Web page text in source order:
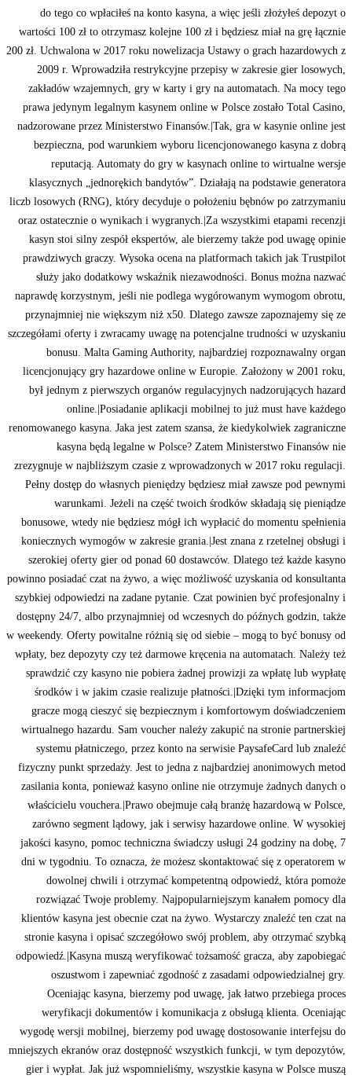
do tego co wpłaciłeś na konto kasyna, a więc jeśli złożyłeś depozyt o
wartości 100 zł to otrzymasz kolejne 100 zł i będziesz miał na grę łącznie
200 zł. Uchwalona w 2017 roku nowelizacja Ustawy o grach hazardowych z
2009 r. Wprowadziła restrykcyjne przepisy w zakresie gier losowych,
zakładów wzajemnych, gry w karty i gry na automatach. Na mocy tego
prawa jedynym legalnym kasynem online w Polsce zostało Total Casino,
nadzorowane przez Ministerstwo Finansów.|Tak, gra w kasynie online jest
bezpieczna, pod warunkiem wyboru licencjonowanego kasyna z dobrą
reputacją. Automaty do gry w kasynach online to wirtualne wersje
klasycznych „jednorękich bandytów”. Działają na podstawie generatora
liczb losowych (RNG), który decyduje o położeniu bębnów po zatrzymaniu
oraz ostatecznie o wynikach i wygranych.|Za wszystkimi etapami recenzji
kasyn stoi silny zespół ekspertów, ale bierzemy także pod uwagę opinie
prawdziwych graczy. Wysoka ocena na platformach takich jak Trustpilot
służy jako dodatkowy wskaźnik niezawodności. Bonus można nazwać
naprawdę korzystnym, jeśli nie podlega wygórowanym wymogom obrotu,
przynajmniej nie większym niż x50. Dlatego zawsze zapoznajemy się ze
szczegółami oferty i zwracamy uwagę na potencjalne trudności w uzyskaniu
bonusu. Malta Gaming Authority, najbardziej rozpoznawalny organ
licencjonujący gry hazardowe online w Europie. Założony w 2001 roku,
był jednym z pierwszych organów regulacyjnych nadzorujących hazard
online.|Posiadanie aplikacji mobilnej to już must have każdego
renomowanego kasyna. Jaka jest zatem szansa, że kiedykolwiek zagraniczne
kasyna będą legalne w Polsce? Zatem Ministerstwo Finansów nie
zrezygnuje w najbliższym czasie z wprowadzonych w 2017 roku regulacji.
Pełny dostęp do własnych pieniędzy będziesz miał zawsze pod pewnymi
warunkami. Jeżeli na część twoich środków składają się pieniądze
bonusowe, wtedy nie będziesz mógł ich wypłacić do momentu spełnienia
koniecznych wymogów w zakresie grania.|Jest znana z rzetelnej obsługi i
szerokiej oferty gier od ponad 60 dostawców. Dlatego też każde kasyno
powinno posiadać czat na żywo, a więc możliwość uzyskania od konsultanta
szybkiej odpowiedzi na zadane pytanie. Czat powinien być profesjonalny i
dostępny 24/7, albo przynajmniej od wczesnych do późnych godzin, także
w weekendy. Oferty powitalne różnią się od siebie – mogą to być bonusy od
wpłaty, bez depozyty czy też darmowe kręcenia na automatach. Należy też
sprawdzić czy kasyno nie pobiera żadnej prowizji za wpłatę lub wypłatę
środków i w jakim czasie realizuje płatności.|Dzięki tym informacjom
gracze mogą cieszyć się bezpiecznym i komfortowym doświadczeniem
wirtualnego hazardu. Sam voucher należy zakupić na stronie partnerskiej
systemu płatniczego, przez konto na serwisie PaysafeCard lub znaleźć
fizyczny punkt sprzedaży. Jest to jedna z najbardziej anonimowych metod
zasilania konta, ponieważ kasyno online nie otrzymuje żadnych danych o
właścicielu vouchera.|Prawo obejmuje całą branżę hazardową w Polsce,
zarówno segment lądowy, jak i serwisy hazardowe online. W wysokiej
jakości kasyno, pomoc techniczna świadczy usługi 24 godziny na dobę, 7
dni w tygodniu. To oznacza, że możesz skontaktować się z operatorem w
dowolnej chwili i otrzymać kompetentną odpowiedź, która pomoże
rozwiązać Twoje problemy. Najpopularniejszym kanałem pomocy dla
klientów kasyna jest obecnie czat na żywo. Wystarczy znaleźć ten czat na
stronie kasyna i opisać szczegółowo swój problem, aby otrzymać szybką
odpowiedź.|Kasyna muszą weryfikować tożsamość gracza, aby zapobiegać
oszustwom i zapewniać zgodność z zasadami odpowiedzialnej gry.
Oceniając kasyna, bierzemy pod uwagę, jak łatwo przebiega proces
weryfikacji dokumentów i komunikacja z obsługą klienta. Oceniając
wygodę wersji mobilnej, bierzemy pod uwagę dostosowanie interfejsu do
mniejszych ekranów oraz dostępność wszystkich funkcji, w tym depozytów,
gier i wypłat. Jak już wspomnieliśmy, wszystkie kasyna w Polsce muszą